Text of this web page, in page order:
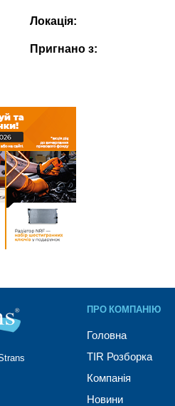
Локація:
Пригнано з:
ПРО КОМПАНІЮ
Головна
TIR Розборка
Компанія
Новини